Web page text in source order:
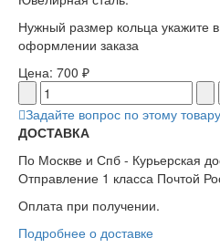
Нужный размер кольца укажите
оформлении заказа
Цена: 700 ₽
Задайте вопрос по этому товару
ДОСТАВКА
По Москве и Спб - Курьерская
Отправление 1 класса Почтой
Оплата при получении.
Подробнее о доставке